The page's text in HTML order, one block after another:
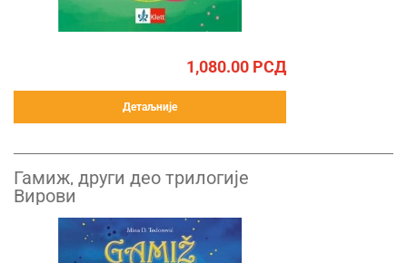
1,080.00 РСД
Детаљније
Гамиж, други део трилогије
Вирови